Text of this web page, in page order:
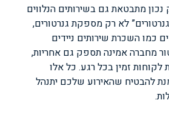
מתבטאת גם בשירותים הנלווים
לא רק מספקת גנרטורים,
כמו השכרת שירותים ניידים
מחברה אמינה תספק גם אחריות,
זמין בכל רגע. כל אלו
להבטיח שהאירוע שלכם יתנהל